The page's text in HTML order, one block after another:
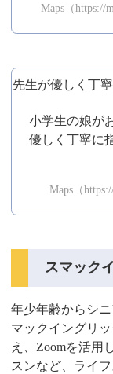
Maps（https://
先生が優しく丁
小学生の娘が
優しく丁寧に
Maps（
スマック
年少年齢からシ
マックイングリ
え、Zoomを活用
スンなど、ライ